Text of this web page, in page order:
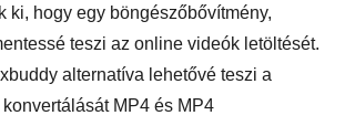
ki, hogy egy böngészőbővítmény,
teszi az online videók letöltését.
alternatíva lehetővé teszi a
MP4 és MP4